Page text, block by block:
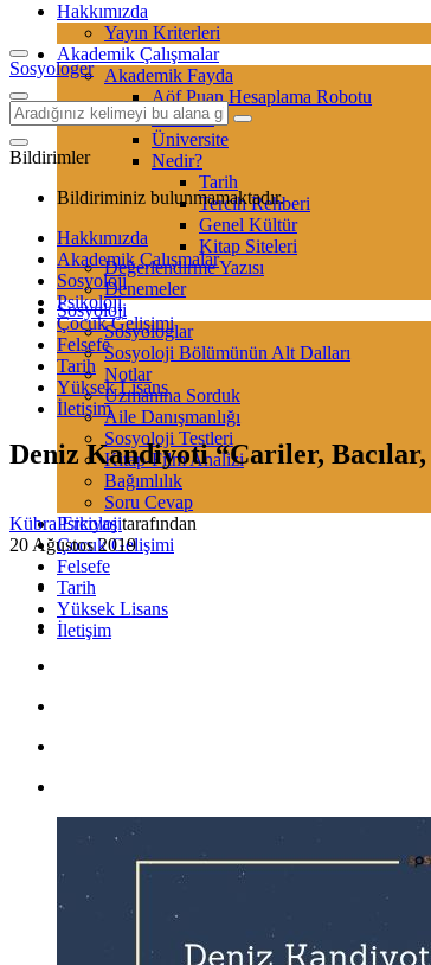
Hakkımızda
Yayın Kriterleri
Akademik Çalışmalar
Akademik Fayda
Aöf Puan Hesaplama Robotu
Sertifika
Üniversite
Nedir?
Tarih
Tercih Rehberi
Genel Kültür
Kitap Siteleri
Değerlendirme Yazısı
Denemeler
Sosyoloji
Sosyologlar
Sosyoloji Bölümünün Alt Dalları
Notlar
Uzmanına Sorduk
Aile Danışmanlığı
Sosyoloji Testleri
Kitap-Film Analizi
Bağımlılık
Soru Cevap
Psikoloji
Çocuk Gelişimi
Felsefe
Tarih
Yüksek Lisans
İletişim
Sosyologer
Bildirimler
Bildiriminiz bulunmamaktadır.
Hakkımızda
Akademik Çalışmalar
Sosyoloji
Psikoloji
Çocuk Gelişimi
Felsefe
Tarih
Yüksek Lisans
İletişim
Deniz Kandiyoti “Cariler,
Kübra Erciyas tarafından
20 Ağustos 2019